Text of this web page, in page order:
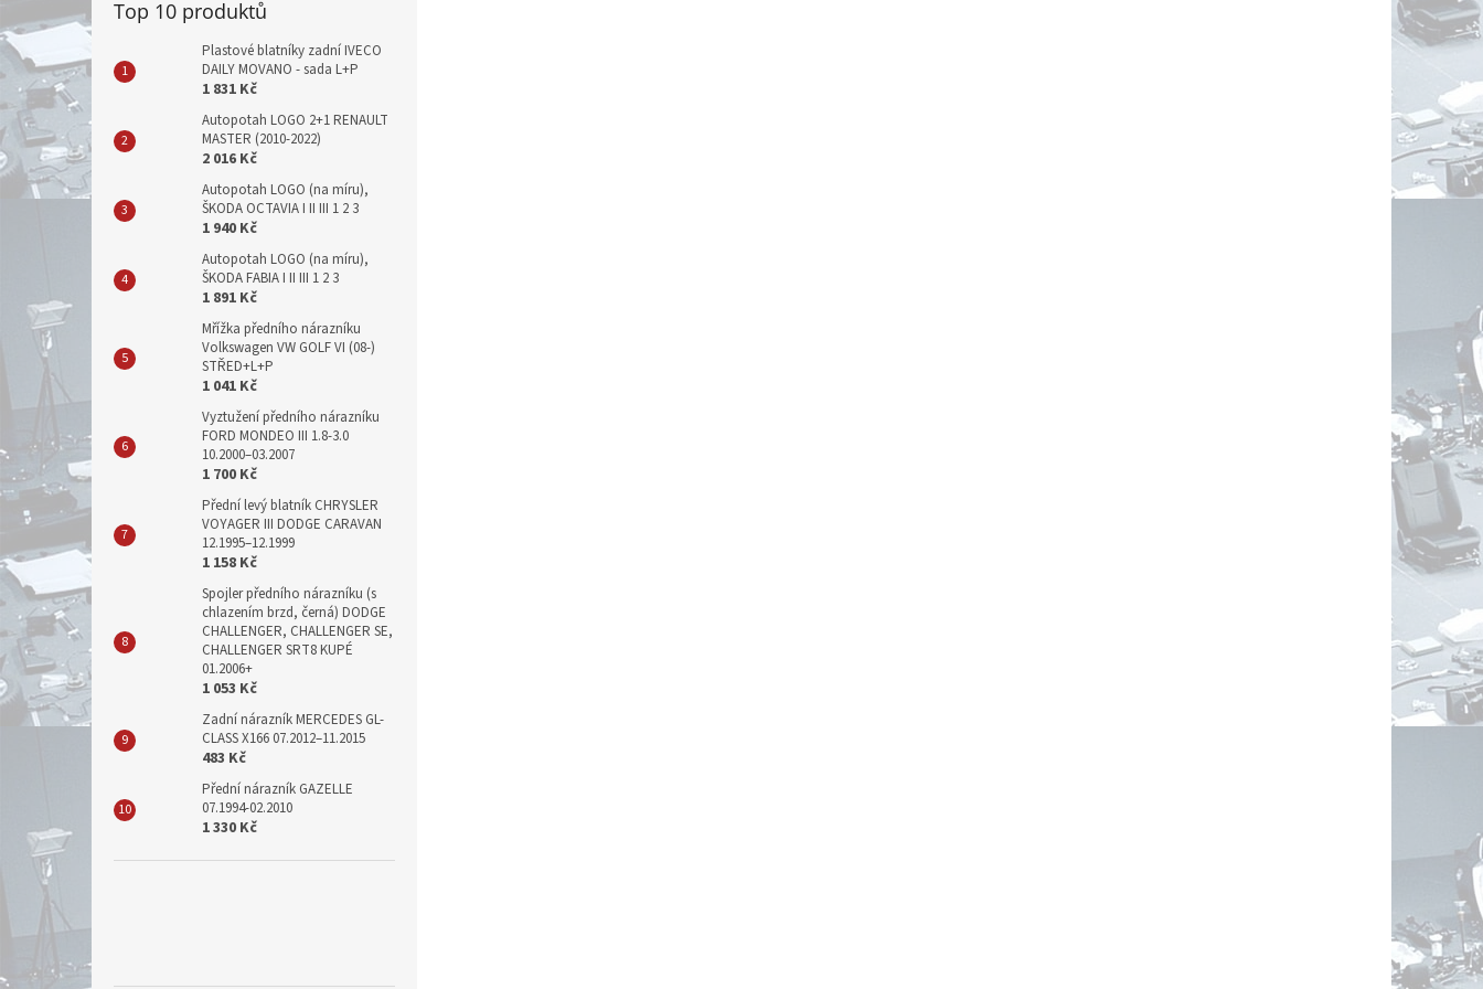
Top 10 produktů
Plastové blatníky zadní IVECO
DAILY MOVANO - sada L+P
1 831 Kč
Autopotah LOGO 2+1 RENAULT
MASTER (2010-2022)
2 016 Kč
Autopotah LOGO (na míru),
ŠKODA OCTAVIA I II III 1 2 3
1 940 Kč
Autopotah LOGO (na míru),
ŠKODA FABIA I II III 1 2 3
1 891 Kč
Mřížka předního nárazníku
Volkswagen VW GOLF VI (08-)
STŘED+L+P
1 041 Kč
Vyztužení předního nárazníku
FORD MONDEO III 1.8-3.0
10.2000–03.2007
1 700 Kč
Přední levý blatník CHRYSLER
VOYAGER III DODGE CARAVAN
12.1995–12.1999
1 158 Kč
Spojler předního nárazníku (s
chlazením brzd, černá) DODGE
CHALLENGER, CHALLENGER SE,
CHALLENGER SRT8 KUPÉ
01.2006+
1 053 Kč
Zadní nárazník MERCEDES GL-
CLASS X166 07.2012–11.2015
483 Kč
Přední nárazník GAZELLE
07.1994-02.2010
1 330 Kč